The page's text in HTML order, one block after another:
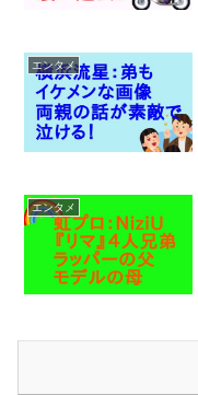
エンタメ
エンタメ